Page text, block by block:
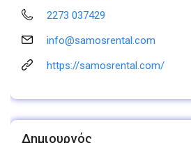
2273 037429
info@samosrental.com
https://samosrental.com/
Δημιουργός